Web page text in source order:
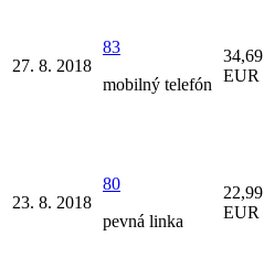
27. 8. 2018
83
mobilný telefón
34,69
EUR
23. 8. 2018
80
pevná linka
22,99
EUR